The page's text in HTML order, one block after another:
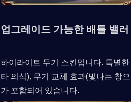
업그레이드 가능한 배틀 밸
하이라이트 무기 스킨입니다. 특별
타 의식), 무기 교체 효과(빛나는 창
가 포함되어 있습니다.